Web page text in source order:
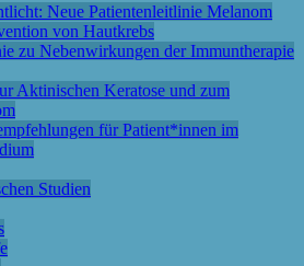
Neue Patientenleitlinie Melanom
von Hautkrebs
zu Nebenwirkungen der Immuntherapie
Aktinischen Keratose und zum
für Patient*innen im
Studien